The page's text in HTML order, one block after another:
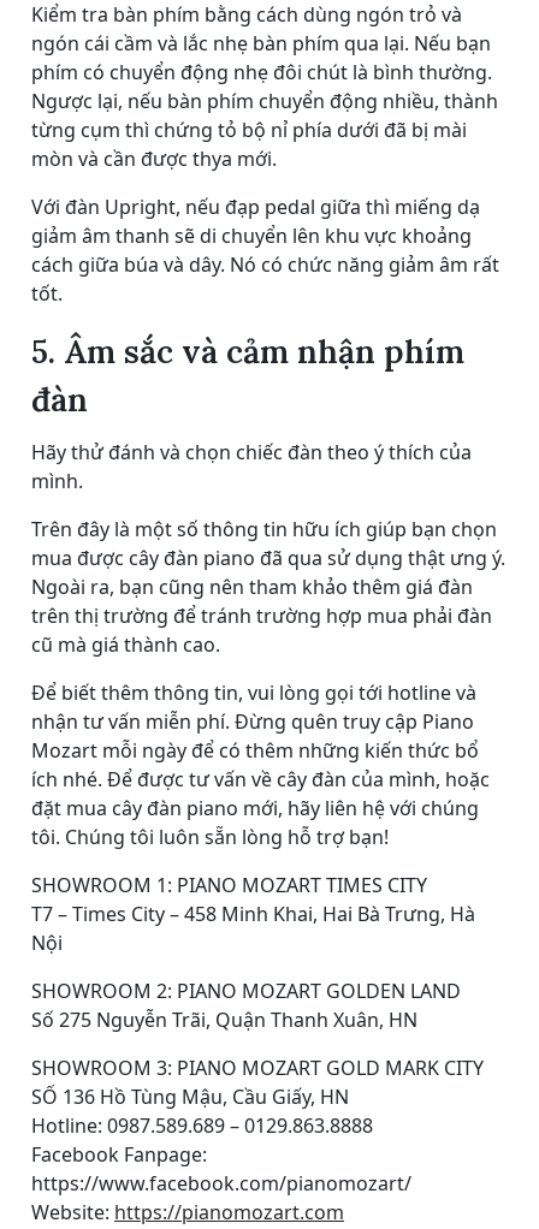
Kiểm tra bàn phím bằng cách dùng ngón trỏ và
ngón cái cầm và lắc nhẹ bàn phím qua lại. Nếu bạn
phím có chuyển động nhẹ đôi chút là bình thường.
Ngược lại, nếu bàn phím chuyển động nhiều, thành
từng cụm thì chứng tỏ bộ nỉ phía dưới đã bị mài
mòn và cần được thya mới.
Với đàn Upright, nếu đạp pedal giữa thì miếng dạ
giảm âm thanh sẽ di chuyển lên khu vực khoảng
cách giữa búa và dây. Nó có chức năng giảm âm rất
tốt.
5. Âm sắc và cảm nhận phím
đàn
Hãy thử đánh và chọn chiếc đàn theo ý thích của
mình.
Trên đây là một số thông tin hữu ích giúp bạn chọn
mua được cây đàn piano đã qua sử dụng thật ưng ý.
Ngoài ra, bạn cũng nên tham khảo thêm giá đàn
trên thị trường để tránh trường hợp mua phải đàn
cũ mà giá thành cao.
Để biết thêm thông tin, vui lòng gọi tới hotline và
nhận tư vấn miễn phí. Đừng quên truy cập Piano
Mozart mỗi ngày để có thêm những kiến thức bổ
ích nhé. Để được tư vấn về cây đàn của mình, hoặc
đặt mua cây đàn piano mới, hãy liên hệ với chúng
tôi. Chúng tôi luôn sẵn lòng hỗ trợ bạn!
SHOWROOM 1: PIANO MOZART TIMES CITY
T7 – Times City – 458 Minh Khai, Hai Bà Trưng, Hà
Nội
SHOWROOM 2: PIANO MOZART GOLDEN LAND
Số 275 Nguyễn Trãi, Quận Thanh Xuân, HN
SHOWROOM 3: PIANO MOZART GOLD MARK CITY
SỐ 136 Hồ Tùng Mậu, Cầu Giấy, HN
Hotline: 0987.589.689 – 0129.863.8888
Facebook Fanpage:
https://www.facebook.com/pianomozart/
Website: https://pianomozart.com